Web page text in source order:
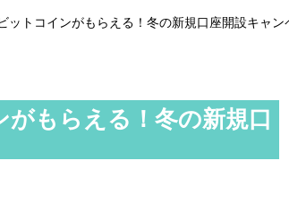
ットコインがもらえる！冬の新規口座開設キャン
もらえる！冬の新規口